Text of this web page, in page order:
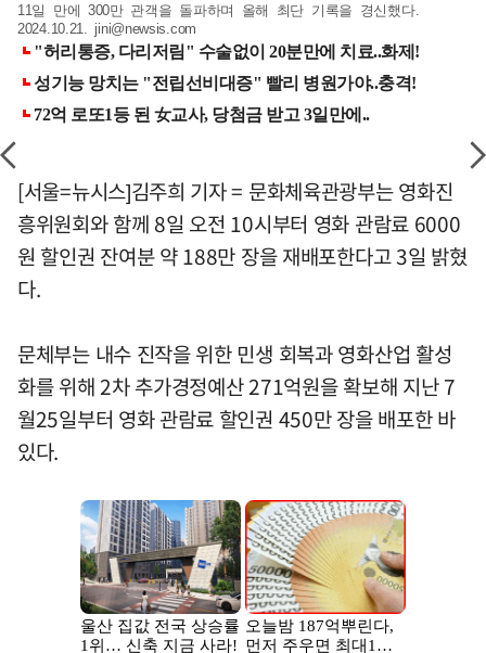
11일 만에 300만 관객을 돌파하며 올해 최단 기록을 경신했다.
2024.10.21. jini@newsis.com
[서울=뉴시스]김주희 기자 = 문화체육관광부는 영화진
흥위원회와 함께 8일 오전 10시부터 영화 관람료 6000
원 할인권 잔여분 약 188만 장을 재배포한다고 3일 밝혔
다.
문체부는 내수 진작을 위한 민생 회복과 영화산업 활성
화를 위해 2차 추가경정예산 271억원을 확보해 지난 7
월25일부터 영화 관람료 할인권 450만 장을 배포한 바
있다.